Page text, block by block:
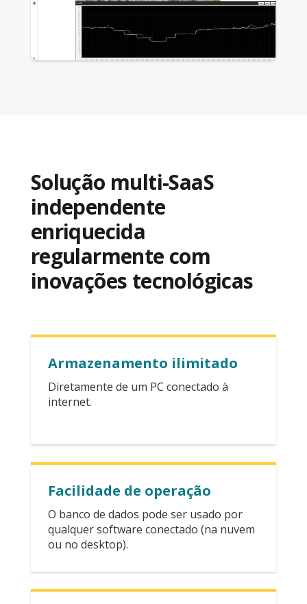
Solução multi-SaaS
independente
enriquecida
regularmente com
inovações tecnológicas
Armazenamento ilimitado
Diretamente de um PC conectado à
internet.
Facilidade de operação
O banco de dados pode ser usado por
qualquer software conectado (na nuvem
ou no desktop).